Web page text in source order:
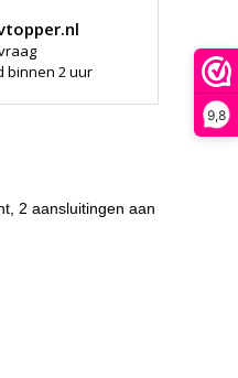
9,8
binnen 2 uur
2 aansluitingen aan